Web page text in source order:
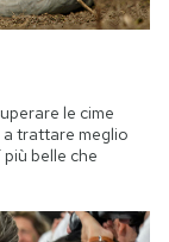
le cime
trattare meglio
belle che